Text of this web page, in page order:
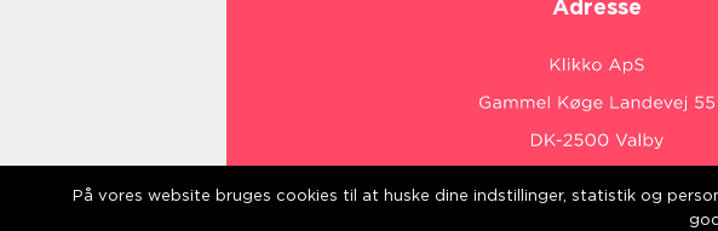
Adresse
På vores website bruges cookies til at huske dine indstillinger, statistik og